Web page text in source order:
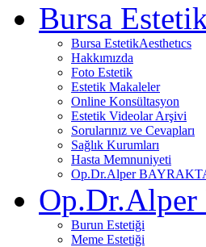
Bursa
Bursa EstetikAesthetıcs
Hakkımızda
Foto Estetik
Estetik Makaleler
Online Konsültasyon
Estetik Videolar Arşivi
Sorularınız ve Cevapları
Sağlık Kurumları
Hasta Memnuniyeti
Op.Dr.Alper
Op.Dr.Alper
Burun Estetiği
Meme Estetiği